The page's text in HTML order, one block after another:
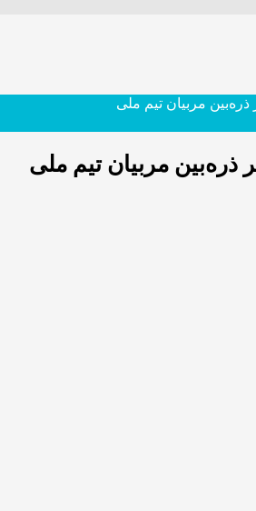
مربیان تیم ملی
ذره‌بین مربیان تیم ملی